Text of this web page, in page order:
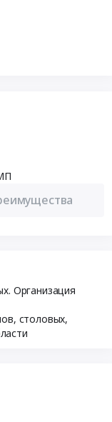
Организация
столовых,